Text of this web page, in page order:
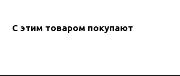
С этим товаром покупают